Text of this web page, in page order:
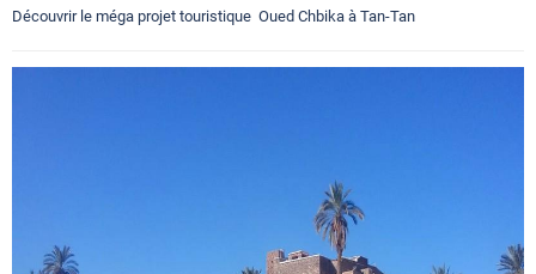
Découvrir le méga projet touristique Oued Chbika à Tan-Tan